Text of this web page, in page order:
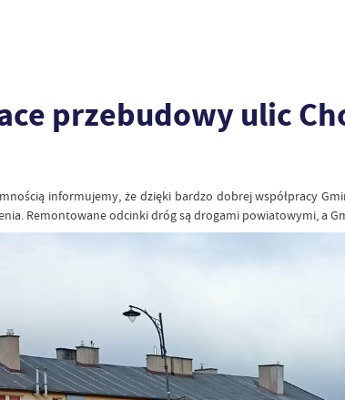
przebudowy ulic
informujemy, że dzięki bardzo dobrej współpracy
Remontowane odcinki dróg są drogami powiatowymi, a